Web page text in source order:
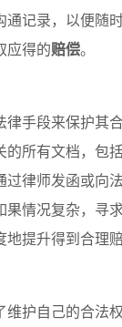
记录，以便随
应得的赔偿。
手段来保护其
所有文档，包
律师发函或向
情况复杂，寻
提升得到合理赔
护自己的合法权